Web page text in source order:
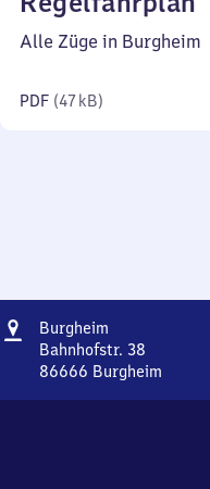
47
Alle Züge in Burgheim
PDF (47 kB)
Adresse
Burgheim
Bahnhofstr. 38
86666 Burgheim